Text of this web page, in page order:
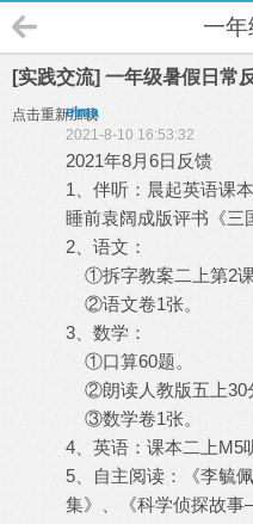
一
[实践交流] 一年级暑假日常
点击重新加载
elma
2021-8-10 16:53:32
2021年8月6日反馈
1、伴听：晨起英语课
睡前袁阔成版评书《三
2、语文：
①拆字教案二上第2课
②语文卷1张。
3、数学：
①口算60题。
②朗读人教版五上30
③数学卷1张。
4、英语：课本二上M5
5、自主阅读：《李毓
集》、《科学侦探故